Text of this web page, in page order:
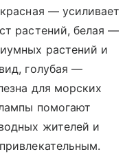
— усиливает
растений, белая —
растений и
голубая —
для морских
помогают
жителей и